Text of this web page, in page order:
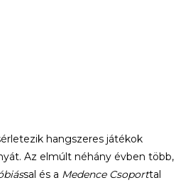
hangszeres játékok
Az elmúlt néhány évben több,
sal és a Medence Csoporttal